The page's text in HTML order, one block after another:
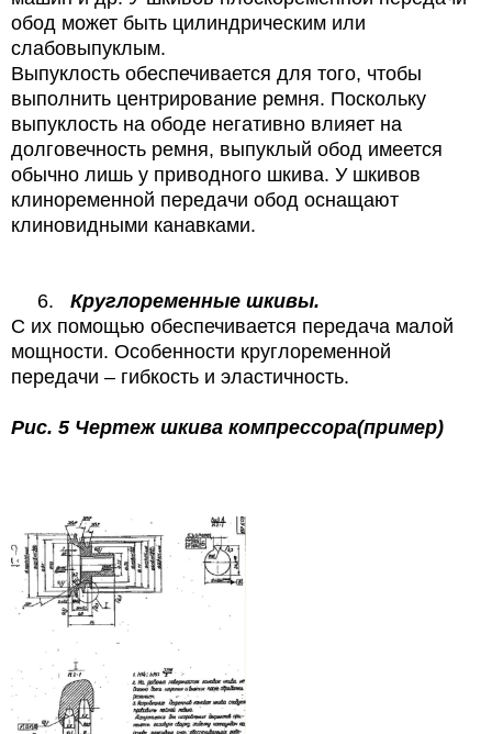
обод может быть цилиндрическим или
слабовыпуклым.
Выпуклость обеспечивается для того, чтобы
выполнить центрирование ремня. Поскольку
выпуклость на ободе негативно влияет на
долговечность ремня, выпуклый обод имеется
обычно лишь у приводного шкива. У шкивов
клиноременной передачи обод оснащают
клиновидными канавками.
6.
Круглоременные шкивы.
С их помощью обеспечивается передача малой
мощности. Особенности круглоременной
передачи – гибкость и эластичность.
Рис. 5 Чертеж шкива компрессора(пример)